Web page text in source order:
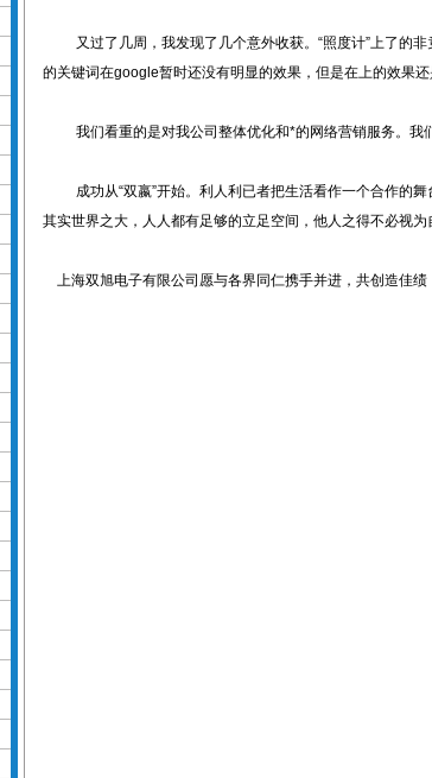
又过了几周，我发现了几个意外收获。“照度计”上了的
的关键词在google暂时还没有明显的效果，但是在上的效果还
我们看重的是对我公司整体优化和*的网络营销服务。我
成功从“双嬴”开始。利人利已者把生活看作一个合作的
其实世界之大，人人都有足够的立足空间，他人之得不必视为
上海双旭电子有限公司愿与各界同仁携手并进，共创造佳绩